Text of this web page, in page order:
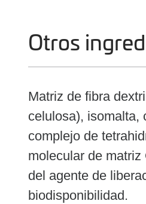
Otros
Matriz de fibra
celulosa), isomalta,
complejo de
molecular de
del agente de
biodisponibilidad.